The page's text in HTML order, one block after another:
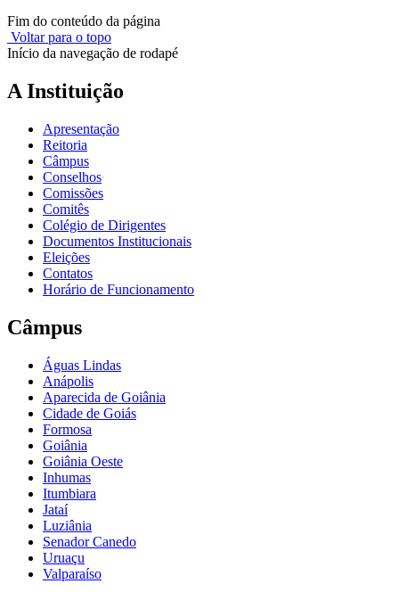
Fim do conteúdo da página
Voltar para o topo
Início da navegação de rodapé
A Instituição
Apresentação
Reitoria
Câmpus
Conselhos
Comissões
Comitês
Colégio de Dirigentes
Documentos Institucionais
Eleições
Contatos
Horário de Funcionamento
Câmpus
Águas Lindas
Anápolis
Aparecida de Goiânia
Cidade de Goiás
Formosa
Goiânia
Goiânia Oeste
Inhumas
Itumbiara
Jataí
Luziânia
Senador Canedo
Uruaçu
Valparaíso